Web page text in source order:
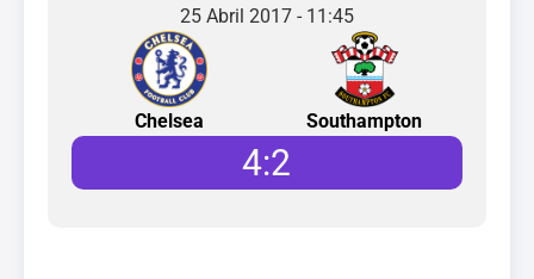
25 Abril 2017 - 11:45
Chelsea Southampton
4:2